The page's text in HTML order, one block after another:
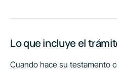
Lo que incluye el
Cuando hace su testamento